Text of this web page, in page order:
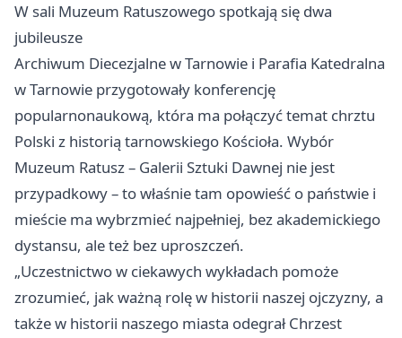
W sali Muzeum Ratuszowego spotkają się dwa
jubileusze
Archiwum Diecezjalne w Tarnowie i Parafia Katedralna
w Tarnowie przygotowały konferencję
popularnonaukową, która ma połączyć temat chrztu
Polski z historią tarnowskiego Kościoła. Wybór
Muzeum Ratusz – Galerii Sztuki Dawnej nie jest
przypadkowy – to właśnie tam opowieść o państwie i
mieście ma wybrzmieć najpełniej, bez akademickiego
dystansu, ale też bez uproszczeń.
„Uczestnictwo w ciekawych wykładach pomoże
zrozumieć, jak ważną rolę w historii naszej ojczyzny, a
także w historii naszego miasta odegrał Chrzest